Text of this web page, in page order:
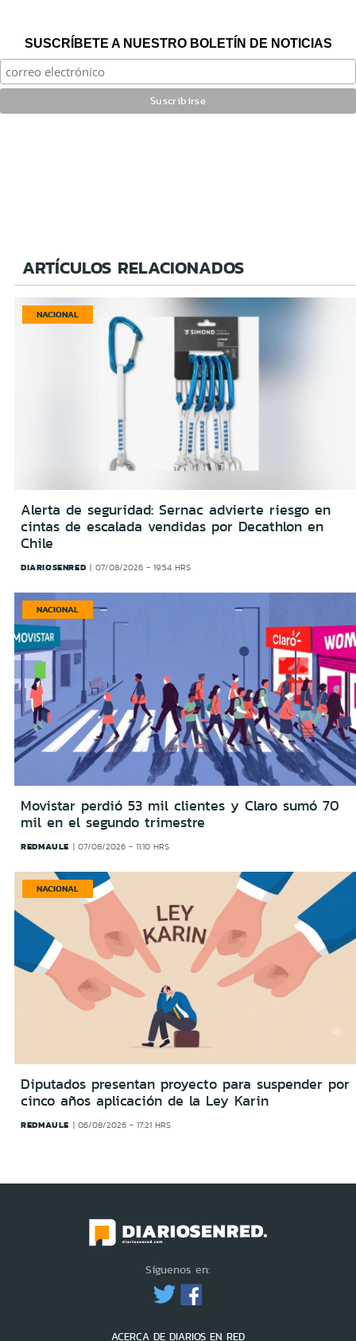
SUSCRÍBETE A NUESTRO BOLETÍN DE NOTICIAS
ARTÍCULOS RELACIONADOS
NACIONAL
Alerta de seguridad: Sernac advierte riesgo en
cintas de escalada vendidas por Decathlon en
Chile
DIARIOSENRED 07/08/2026 - 19:54 HRS
NACIONAL
Movistar perdió 53 mil clientes y Claro sumó 70
mil en el segundo trimestre
REDMAULE 07/08/2026 - 11:10 HRS
NACIONAL
Diputados presentan proyecto para suspender por
cinco años aplicación de la Ley Karin
REDMAULE 06/08/2026 - 17:21 HRS
Síguenos en:
ACERCA DE DIARIOS EN RED